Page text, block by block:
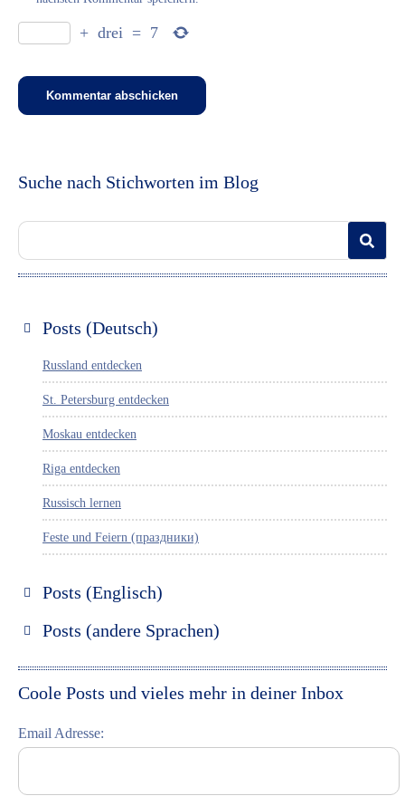
+ drei = 7
Suche nach Stichworten im Blog
Posts (Deutsch)
Russland entdecken
St. Petersburg entdecken
Moskau entdecken
Riga entdecken
Russisch lernen
Feste und Feiern (праздники)
Posts (Englisch)
Discover Moscow
Posts (andere Sprachen)
Italiano
Coole Posts und vieles mehr in deiner Inbox
Email Adresse: